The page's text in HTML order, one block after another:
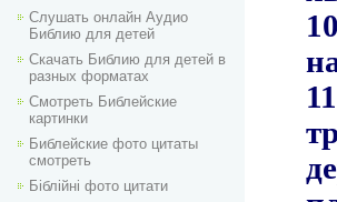
Слушать онлайн Аудио
Библию для детей
Скачать Библию для детей в
разных форматах
Смотреть Библейские
картинки
Библейские фото цитаты
смотреть
Біблійні фото цитати